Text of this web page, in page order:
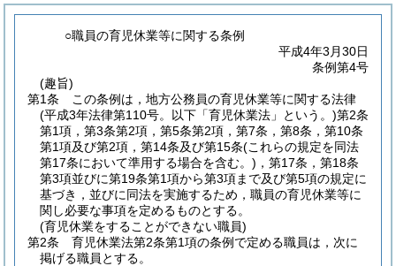
○職員の育児休業等に関する条例
平成4年3月30日
条例第4号
(趣旨)
第1条
この条例は，地方公務員の育児休業等に関する法律
(平成3年法律第110号。以下「育児休業法」という。)第2条
第1項，第3条第2項，第5条第2項，第7条，第8条，第10条
第1項及び第2項，第14条及び第15条(これらの規定を同法
第17条において準用する場合を含む。) ，第17条，第18条
第3項並びに第19条第1項から第3項まで及び第5項の規定に
基づき，並びに同法を実施するため，職員の育児休業等に
関し必要な事項を定めるものとする。
(育児休業をすることができない職員)
第2条
育児休業法第2条第1項の条例で定める職員は，次に
掲げる職員とする。